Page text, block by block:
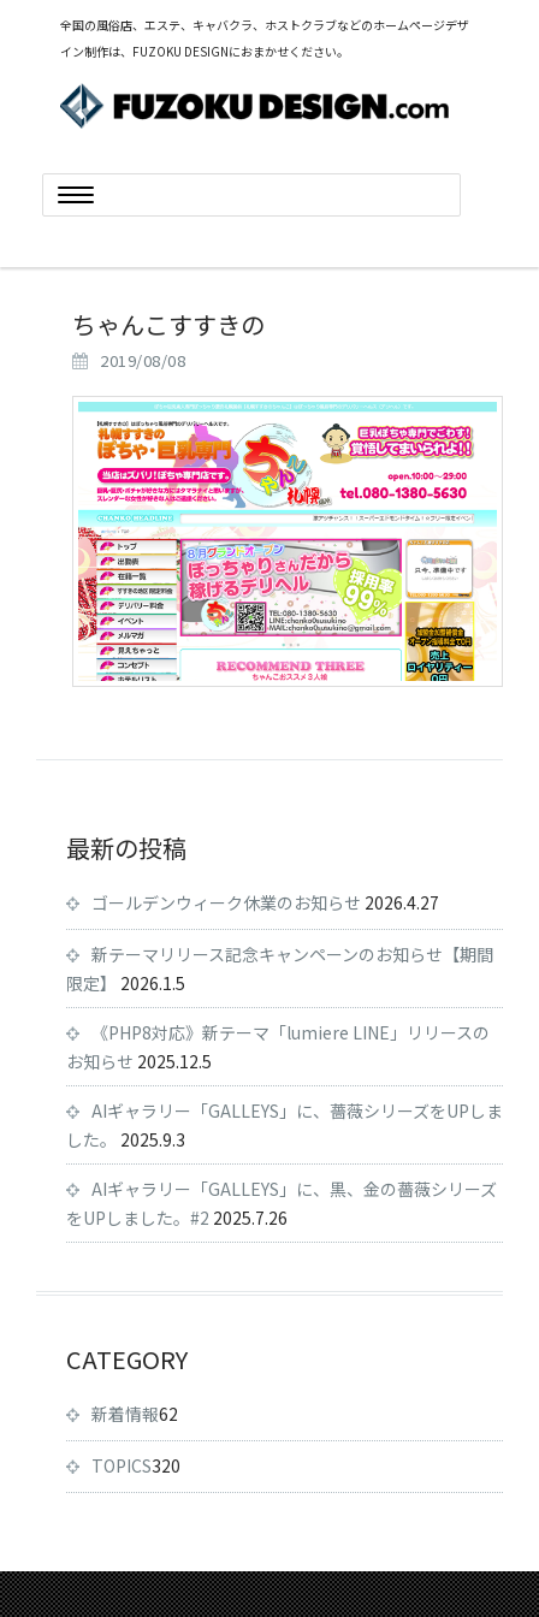
全国の風俗店、エステ、キャバクラ、ホストクラブなどのホームページデザ
イン制作は、FUZOKU DESIGNにおまかせください。
Toggle
navigation
ちゃんこすすきの
2019/08/08
最新の投稿
ゴールデンウィーク休業のお知らせ 2026.4.27
新テーマリリース記念キャンペーンのお知らせ【期間
限定】
2026.1.5
《PHP8対応》新テーマ「lumiere LINE」リリースの
お知らせ 2025.12.5
AIギャラリー「GALLEYS」に、薔薇シリーズをUPしま
した。
2025.9.3
AIギャラリー「GALLEYS」に、黒、金の薔薇シリーズ
をUPしました。#2 2025.7.26
CATEGORY
新着情報62
TOPICS320